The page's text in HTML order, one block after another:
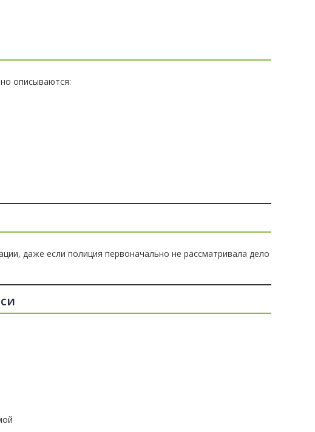
описываются:
даже если полиция первоначально не рассматривала дело